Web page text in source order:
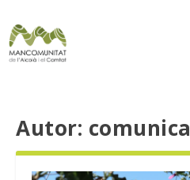
Autor: comunica